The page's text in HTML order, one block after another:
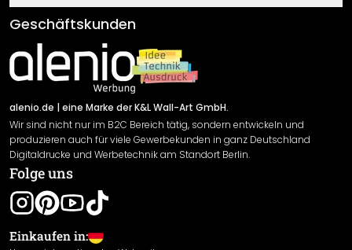
Klebe- und Montageanleitungen
Newsletter An-/Abmeldung
Sendungsverfolgung
AGB
Impressum
Versand & Zahlung
Rücksendung
Widerrufsrecht
Datenschutzerklärung
Gewährleistung
Leistungserklärung / CE-Zeichen
Cookie Einstellungen
Geschäftskunden
alenio.de | eine Marke der K&L Wall-Art GmbH.
Wir sind nicht nur im B2C Bereich tätig, sondern entwickeln und
produzieren auch für viele Gewerbekunden in ganz Deutschland
Digitaldrucke und Werbetechnik am Standort Berlin.
Folge uns
Einkaufen in: